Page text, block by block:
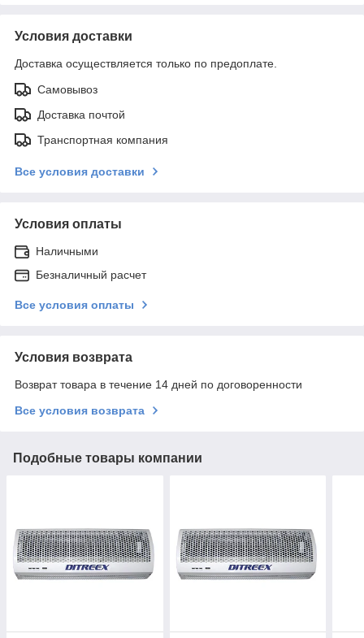
Условия доставки
Доставка осуществляется только по предоплате.
Самовывоз
Доставка почтой
Транспортная компания
Все условия доставки
Условия оплаты
Наличными
Безналичный расчет
Все условия оплаты
Условия возврата
Возврат товара в течение 14 дней по договоренности
Все условия возврата
Подобные товары компании